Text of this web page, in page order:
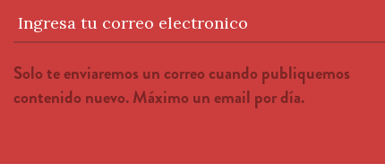
Ingresa tu correo electronico
Solo te enviaremos un correo cuando publiquemos
contenido nuevo. Máximo un email por día.